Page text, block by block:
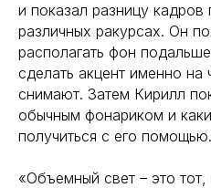
и показал разницу кадров
различных ракурсах. Он
располагать фон
сделать акцент именно на
снимают. Затем Кирилл
обычным фонариком и
получиться с его помощью.
«Объемный свет – это тот,